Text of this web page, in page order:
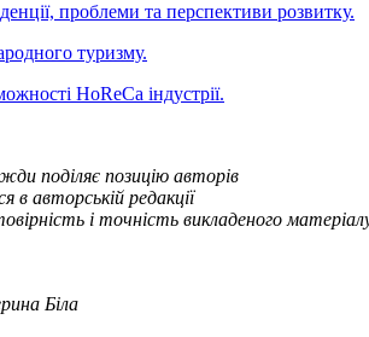
проблеми та перспективи розвитку.
туризму.
HoReCa індустрії.
поділяє позицію авторів
в авторській редакції
і точність викладеного
Біла